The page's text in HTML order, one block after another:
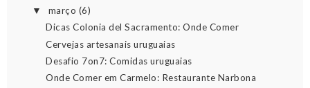
▼ março (6)
Dicas Colonia del Sacramento: Onde Comer
Cervejas artesanais uruguaias
Desafio 7on7: Comidas uruguaias
Onde Comer em Carmelo: Restaurante Narbona